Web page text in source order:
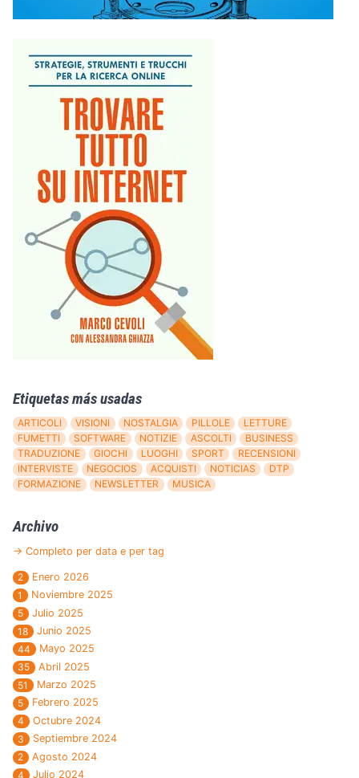
Etiquetas más usadas
ARTICOLI VISIONI NOSTALGIA PILLOLE
LETTURE
FUMETTI
SOFTWARE NOTIZIE ASCOLTI
BUSINESS
TRADUZIONE
GIOCHI LUOGHI SPORT
RECENSIONI
INTERVISTE
NEGOCIOS ACQUISTI NOTICIAS
DTP
FORMAZIONE
NEWSLETTER MUSICA
Archivo
→ Completo per data e per tag
2
Enero 2026
1
Noviembre 2025
5
Julio 2025
18
Junio 2025
44
Mayo 2025
35
Abril 2025
51
Marzo 2025
5
Febrero 2025
4
Octubre 2024
3
Septiembre 2024
2
Agosto 2024
4
Julio 2024